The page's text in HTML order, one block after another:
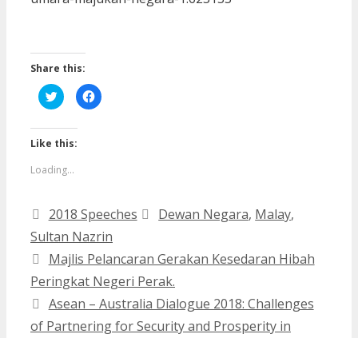
Share this:
Click
to
share
Twitter
(Opens
in
window)
Click
to
Like this:
Loading...
Categories
2018 Speeches Tags
Dewan Negara, Malay,
Sultan Nazrin
Majlis Pelancaran Gerakan Kesedaran Hibah
Peringkat Negeri Perak.
Asean – Australia Dialogue 2018: Challenges
of Partnering for Security and Prosperity in